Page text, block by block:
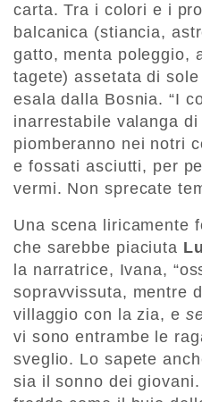
carta. Tra i colori e i
balcanica (stiancia,
gatto, menta poleggio,
tagete) assetata di
esala dalla Bosnia. “I
inarrestabile valanga
piomberanno nei notri
e fossati asciutti, per
vermi. Non sprecate
Una scena liricamente
che sarebbe piaciuta
la narratrice, Ivana,
sopravvissuta, mentre
villaggio con la zia, e
vi sono entrambe le
sveglio. Lo sapete
sia il sonno dei